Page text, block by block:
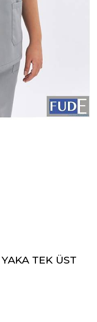
TEK ÜST